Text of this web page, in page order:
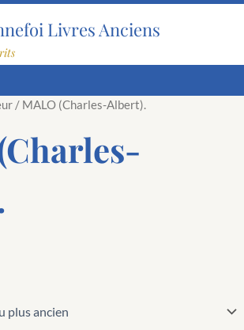
Livres Anciens
/ MALO (Charles-Albert).